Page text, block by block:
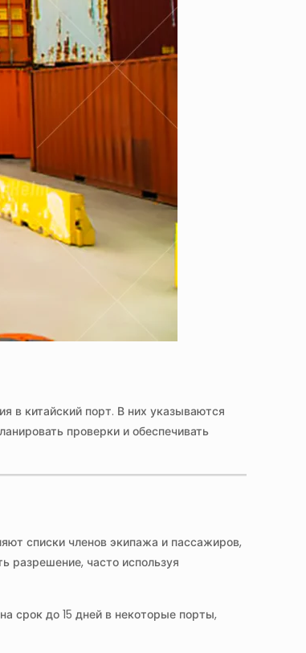
в китайский порт. В них указываются
проверки и обеспечивать
списки членов экипажа и пассажиров,
разрешение, часто используя
срок до 15 дней в некоторые порты,